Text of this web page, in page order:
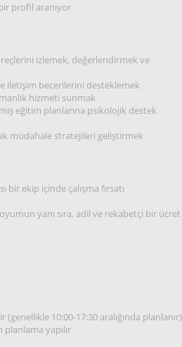
profil aranıyor
izlemek, değerlendirmek ve
iletişim becerilerini desteklemek
hizmeti sunmak
eğitim planlarına psikolojik destek
müdahale stratejileri geliştirmek
ekip içinde çalışma fırsatı
yanı sıra, adil ve rekabetçi bir ücret
10:00-17:30 aralığında planlanır)
yapılır